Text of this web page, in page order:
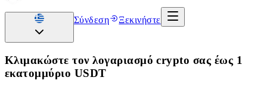
Σύνδεση Ξεκινήστε
Κλιμακώστε τον λογαριασμό crypto σας έως 1
εκατομμύριο USDT